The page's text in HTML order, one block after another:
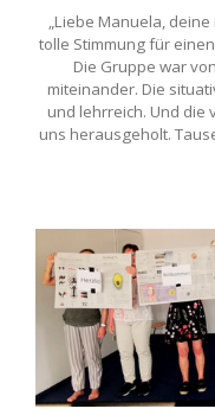
„Liebe Manuela,
tolle Stimmung für
Die Gruppe war
miteinander. Die
und lehrreich. Und die
uns herausgeholt.